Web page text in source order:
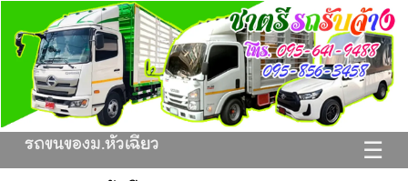
☰
รถขนของม.หัวเฉียว